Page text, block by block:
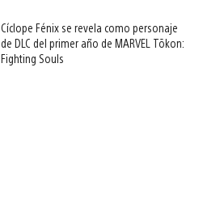
Cíclope Fénix se revela como personaje
de DLC del primer año de MARVEL Tōkon:
Fighting Souls